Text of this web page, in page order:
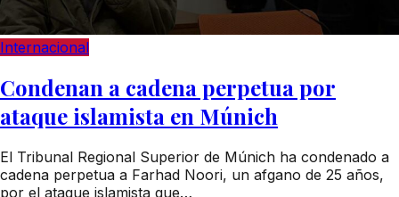
Internacional
Condenan a cadena perpetua por
ataque islamista en Múnich
El Tribunal Regional Superior de Múnich ha condenado a
cadena perpetua a Farhad Noori, un afgano de 25 años,
por el ataque islamista que…